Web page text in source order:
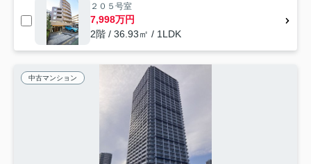
２０５号室
7,998万円
2階 / 36.93㎡ / 1LDK
中古マンション